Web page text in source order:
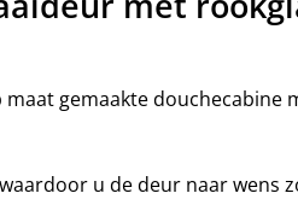
gemaakte
u de deur naar wens